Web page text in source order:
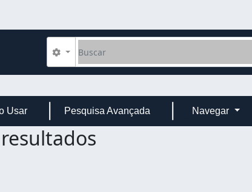
Buscar
Opções de busca
Usar Pesquisa Avançada Navegar